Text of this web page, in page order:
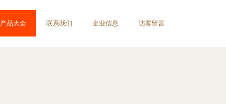
产品大全 联系我们 企业信息 访客留言